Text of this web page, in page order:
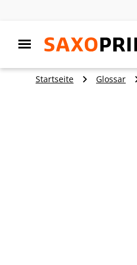
Startseite Glossar